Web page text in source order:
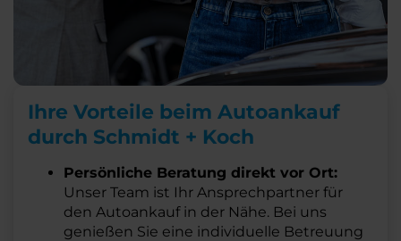
Ihre Vorteile beim Autoankauf
durch Schmidt + Koch
Persönliche Beratung direkt vor Ort:
Unser Team ist Ihr Ansprechpartner für
den Autoankauf in der Nähe. Bei uns
genießen Sie eine individuelle Betreuung